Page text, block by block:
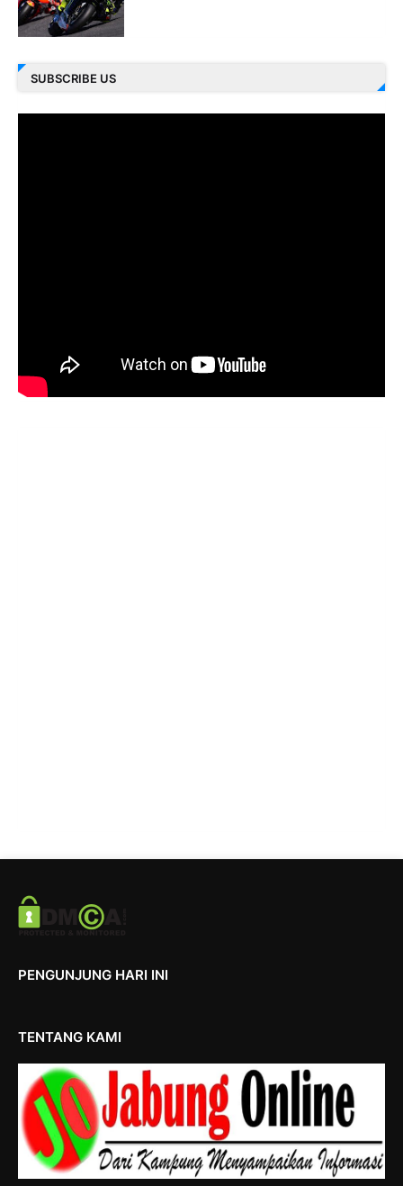
SUBSCRIBE US
PENGUNJUNG HARI INI
TENTANG KAMI